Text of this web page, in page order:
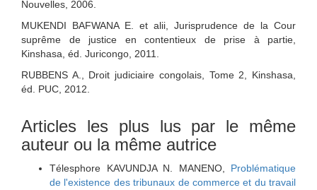
Nouvelles, 2006.
MUKENDI BAFWANA E. et alii, Jurisprudence de la Cour
suprême de justice en contentieux de prise à partie,
Kinshasa, éd. Juricongo, 2011.
RUBBENS A., Droit judiciaire congolais, Tome 2, Kinshasa,
éd. PUC, 2012.
Articles les plus lus par le même
auteur ou la même autrice
Télesphore KAVUNDJA N. MANENO, Problématique
de l'existence des tribunaux de commerce et du travail